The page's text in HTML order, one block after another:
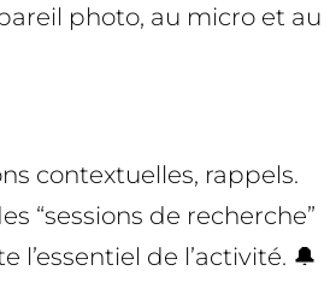
photo, au micro et au
contextuelles, rappels.
“sessions de recherche”
de l’activité. 🔔